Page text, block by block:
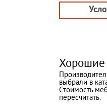
Хорошие
выбрали в
Стоимость
пересчитать.